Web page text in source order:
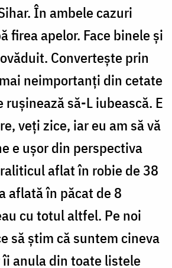
În ambele cazuri
firea apelor. Face binele și
Convertește prin
neimportanți din cetate
rușinează să-L iubească. E
veți zice, iar eu am să vă
e ușor din perspectiva
aflat în robie de 38
aflată în păcat de 8
cu totul altfel. Pe noi
să știm că suntem cineva
îi anula din toate listele